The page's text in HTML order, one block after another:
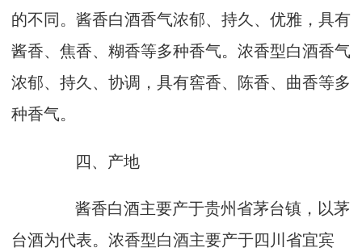
的不同。酱香白酒香气浓郁、持久、优雅，具有
酱香、焦香、糊香等多种香气。浓香型白酒香气
浓郁、持久、协调，具有窖香、陈香、曲香等多
种香气。
四、产地
酱香白酒主要产于贵州省茅台镇，以茅
台酒为代表。浓香型白酒主要产于四川省宜宾